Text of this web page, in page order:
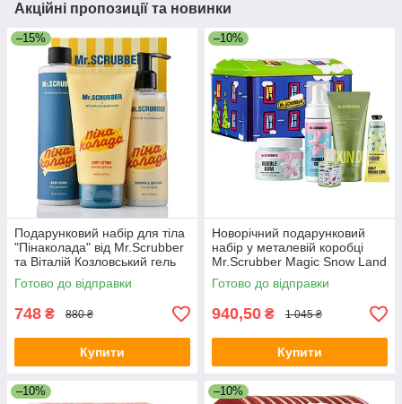
Акційні пропозиції та новинки
–15%
Подарунковий набір для тіла
"Пінаколада" від Mr.Scrubber
та Віталій Козловський гель
для душу+лосьйон+піна для
ванни
Готово до відправки
748 ₴ 880 ₴
Купити
–10%
Новорічний подарунковий
набір у металевій коробці
Mr.Scrubber Magic Snow Land
Christmas Gift з 5-ти позицій
Готово до відправки
940,50 ₴ 1 045 ₴
Купити
–10% –10%